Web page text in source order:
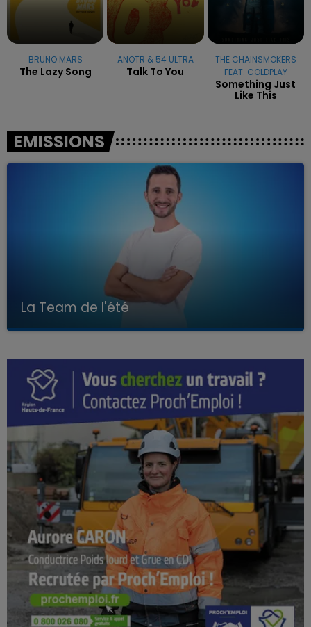
BRUNO MARS
The Lazy Song
ANOTR & 54 ULTRA
Talk To You
THE CHAINSMOKERS
FEAT. COLDPLAY
Something Just
Like This
EMISSIONS
La Team de l'été
Avec Kenny